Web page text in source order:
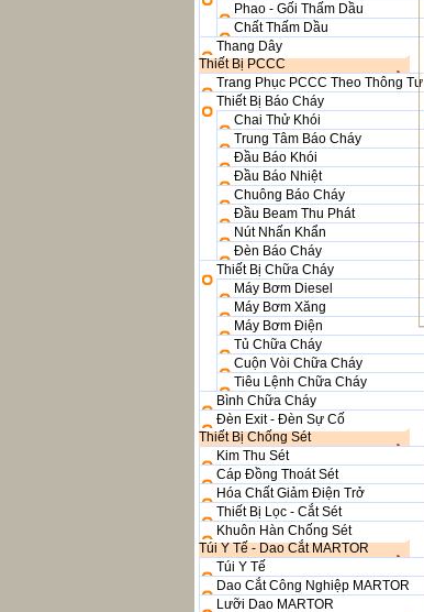
Phao - Gối Thấm Dầu
Chất Thấm Dầu
Thang Dây
Thiết Bị PCCC
Trang Phục PCCC Theo Thông Tư
Thiết Bị Báo Cháy
Chai Thử Khói
Trung Tâm Báo Cháy
Đầu Báo Khói
Đầu Báo Nhiệt
Chuông Báo Cháy
Đầu Beam Thu Phát
Nút Nhấn Khẩn
Đèn Báo Cháy
Thiết Bị Chữa Cháy
Máy Bơm Diesel
Máy Bơm Xăng
Máy Bơm Điện
Tủ Chữa Cháy
Cuộn Vòi Chữa Cháy
Tiêu Lệnh Chữa Cháy
Bình Chữa Cháy
Đèn Exit - Đèn Sự Cố
Thiết Bị Chống Sét
Kim Thu Sét
Cáp Đồng Thoát Sét
Hóa Chất Giảm Điện Trở
Thiết Bị Lọc - Cắt Sét
Khuôn Hàn Chống Sét
Túi Y Tế - Dao Cắt MARTOR
Túi Y Tế
Dao Cắt Công Nghiệp MARTOR
Lưỡi Dao MARTOR